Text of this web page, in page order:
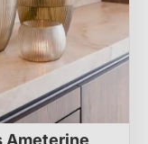
Ameterine